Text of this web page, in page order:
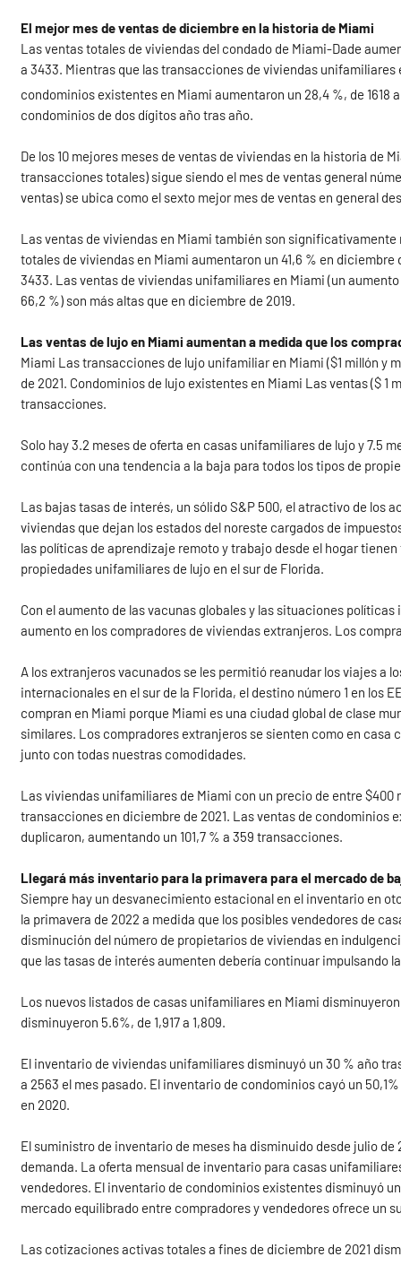
El mejor mes de ventas de diciembre en la historia de Miami
Las ventas totales de viviendas del condado de Miami-Dade
a 3433. Mientras que las transacciones de viviendas unifamiliares
condominios existentes en Miami aumentaron un 28,4 %, de 1618
condominios de dos dígitos año tras año.
De los 10 mejores meses de ventas de viviendas en la historia de
transacciones totales) sigue siendo el mes de ventas general
ventas) se ubica como el sexto mejor mes de ventas en general
Las ventas de viviendas en Miami también son
totales de viviendas en Miami aumentaron un 41,6 % en
3433. Las ventas de viviendas unifamiliares en Miami (un
66,2 %) son más altas que en diciembre de 2019.
Las ventas de lujo en Miami aumentan a medida que los
Miami Las transacciones de lujo unifamiliar en Miami ($1 millón y
de 2021. Condominios de lujo existentes en Miami Las ventas ($ 1
transacciones.
Solo hay 3.2 meses de oferta en casas unifamiliares de lujo y 7.5
continúa con una tendencia a la baja para todos los tipos de
Las bajas tasas de interés, un sólido S&P 500, el atractivo de los
viviendas que dejan los estados del noreste cargados de
las políticas de aprendizaje remoto y trabajo desde el hogar
propiedades unifamiliares de lujo en el sur de Florida.
Con el aumento de las vacunas globales y las situaciones
aumento en los compradores de viviendas extranjeros. Los
A los extranjeros vacunados se les permitió reanudar los viajes a
internacionales en el sur de la Florida, el destino número 1 en los
compran en Miami porque Miami es una ciudad global de clase
similares. Los compradores extranjeros se sienten como en
junto con todas nuestras comodidades.
Las viviendas unifamiliares de Miami con un precio de entre $400
transacciones en diciembre de 2021. Las ventas de condominios
duplicaron, aumentando un 101,7 % a 359 transacciones.
Llegará más inventario para la primavera para el mercado de
Siempre hay un desvanecimiento estacional en el inventario en
la primavera de 2022 a medida que los posibles vendedores de
disminución del número de propietarios de viviendas en
que las tasas de interés aumenten debería continuar impulsando
Los nuevos listados de casas unifamiliares en Miami disminuyeron
disminuyeron 5.6%, de 1,917 a 1,809.
El inventario de viviendas unifamiliares disminuyó un 30 % año
a 2563 el mes pasado. El inventario de condominios cayó un
en 2020.
El suministro de inventario de meses ha disminuido desde julio
demanda. La oferta mensual de inventario para casas
vendedores. El inventario de condominios existentes disminuyó
mercado equilibrado entre compradores y vendedores ofrece un
Las cotizaciones activas totales a fines de diciembre de 2021